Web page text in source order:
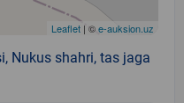
Leaflet | ©e-auksion.uz
Nukus shahri, tas jaga